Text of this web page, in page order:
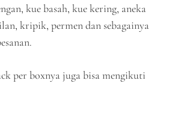
kue basah, kue kering, aneka
kripik, permen dan sebagainya
per boxnya juga bisa mengikuti